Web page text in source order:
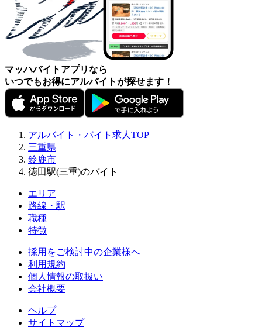
マッハバイトアプリなら
いつでもお得にアルバイトが探せます！
アルバイト・バイト求人TOP
三重県
鈴鹿市
徳田駅(三重)のバイト
エリア
路線・駅
職種
特徴
採用をご検討中の企業様へ
利用規約
個人情報の取扱い
会社概要
ヘルプ
サイトマップ